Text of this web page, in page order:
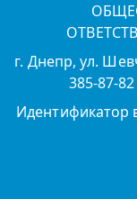
г. Днепр, ул.
385-87-
Идентификатор